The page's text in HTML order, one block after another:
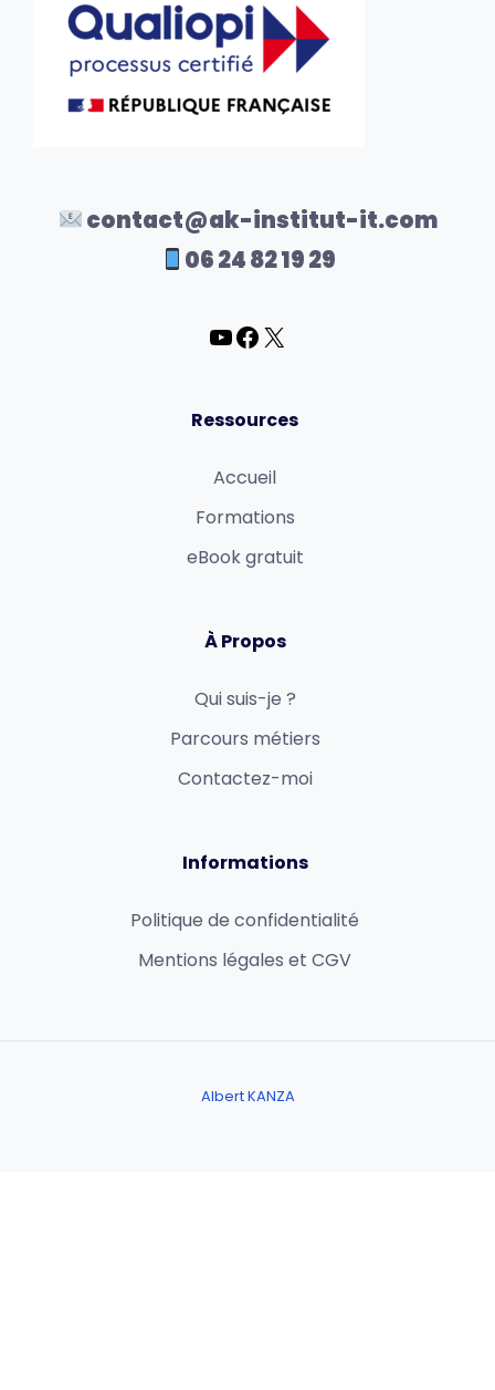
contact@ak-institut-it.com
06 24 82 19 29
Ressources
Accueil
Formations
eBook gratuit
À Propos
Qui suis-je ?
Parcours métiers
Contactez-moi
Informations
Politique de confidentialité
Mentions légales et CGV
Albert KANZA